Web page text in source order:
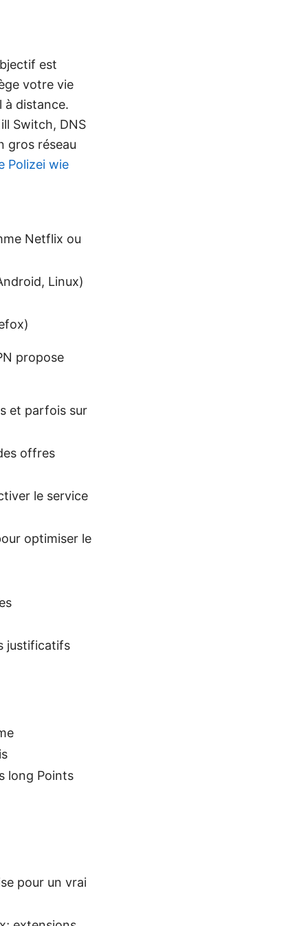
est
votre vie
à distance.
Switch, DNS
gros réseau
Polizei wie
Netflix ou
Linux)
propose
et parfois sur
offres
le service
optimiser le
justificatifs
long Points
pour un vrai